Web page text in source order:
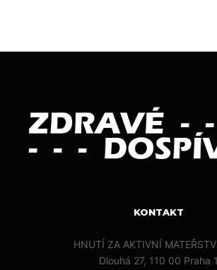
KONTAKT
HNUTÍ ZA AKTIVNÍ
Dlouhá 27, 110 00 Praha 1